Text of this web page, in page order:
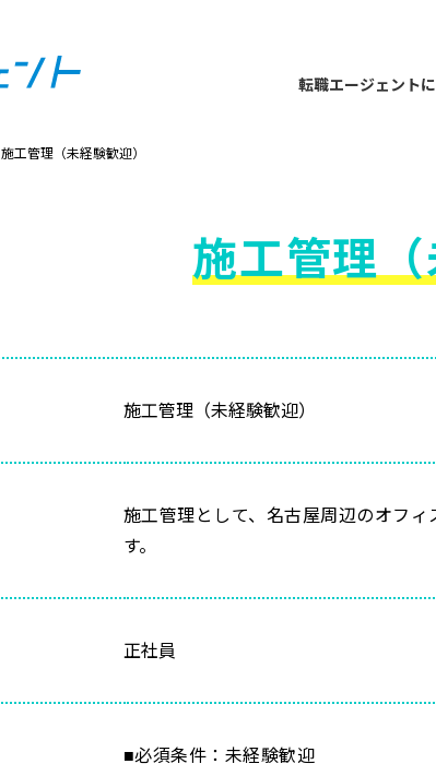
転職エージェント
施工管理（未経験歓迎）
施工管理（
施工管理（未経験歓迎）
施工管理として、名古屋周辺のオフ
す。
正社員
■必須条件：未経験歓迎